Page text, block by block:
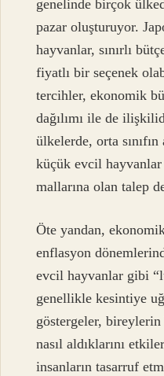
genelinde birçok
pazar oluşturuyor.
hayvanlar, sınırlı
fiyatlı bir seçenek
tercihler, ekonomik
dağılımı ile de
ülkelerde, orta
küçük evcil
mallarına olan talep
Öte yandan,
enflasyon
evcil hayvanlar gibi
genellikle kesintiye
göstergeler,
nasıl aldıklarını
insanların tasarruf